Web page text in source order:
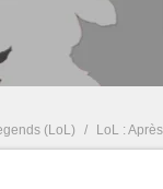
(LoL) / LoL : Après